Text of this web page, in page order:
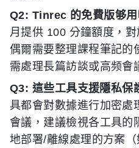
Q2: Tinrec 的免費版够用
月提供 100 分鐘額度，
偶爾需要整理課程筆記的
需處理長篇訪談或高频會
Q3: 這些工具支援隱私保
具都會對數據進行加密處
會議，建議檢視各工具的
地部署/離線處理的方案